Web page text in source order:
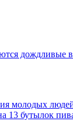
дождливые
молодых
13 бутылок